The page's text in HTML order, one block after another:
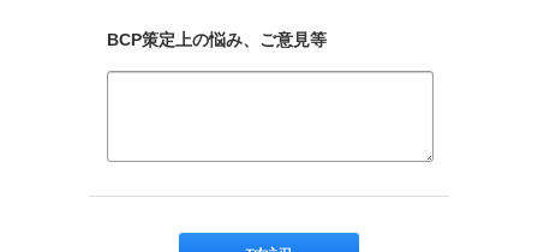
BCP策定上の悩み、ご意見等